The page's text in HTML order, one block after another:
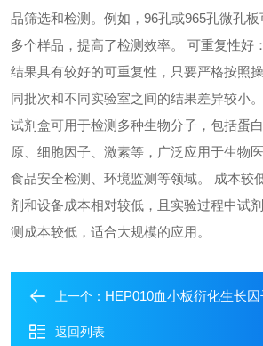
品筛选和检测。例如，96孔或965孔微孔
多个样品，提高了检测效率。 可重复性好
结果具有较好的可重复性，只要严格按照
同批次和不同实验室之间的结果差异较小
试剂盒可用于检测多种生物分子，包括蛋
原、细胞因子、激素等，广泛应用于生物
食品安全检测、环境监测等领域。 成本较
剂和设备成本相对较低，且实验过程中试
测成本较低，适合大规模的应用。
上一个： HEP010血小板衍化生长
返回列表